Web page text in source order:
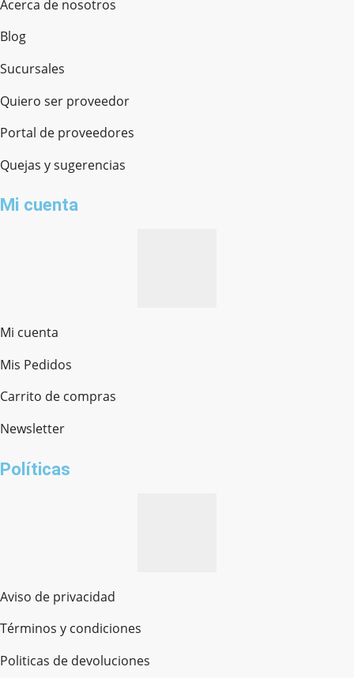
Acerca de nosotros
Blog
Sucursales
Quiero ser proveedor
Portal de proveedores
Quejas y sugerencias
Mi cuenta
Mi cuenta
Mis Pedidos
Carrito de compras
Newsletter
Políticas
Aviso de privacidad
Términos y condiciones
Politicas de devoluciones